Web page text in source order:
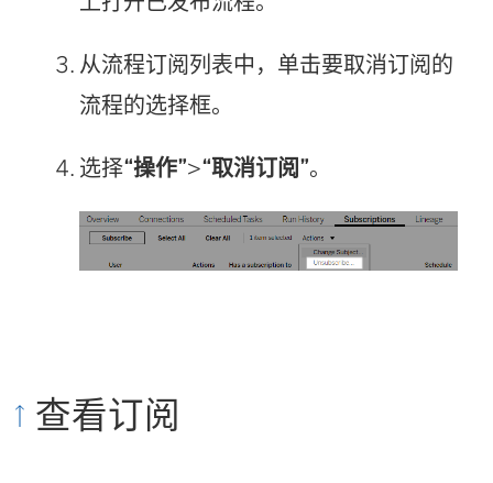
从流程订阅列表中，单击要取消订阅的
流程的选择框。
选择“操作”>“取消订阅”。
查看订阅